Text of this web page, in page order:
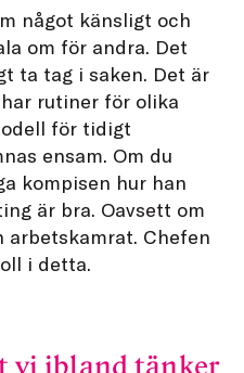
något känsligt och
om för andra. Det
ta tag i saken. Det är
rutiner för olika
för tidigt
ensam. Om du
kompisen hur han
är bra. Oavsett om
arbetskamrat. Chefen
i detta.
vi ibland tänker